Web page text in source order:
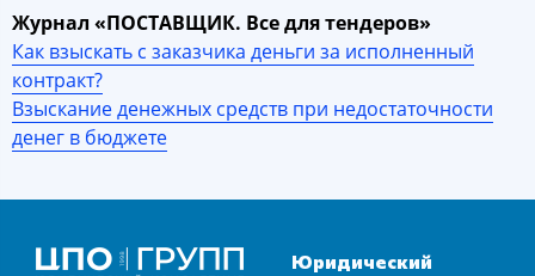
Журнал «ПОСТАВЩИК. Все для тендеров»
Как взыскать с заказчика деньги за исполненный
контракт?
Взыскание денежных средств при недостаточности
денег в бюджете
Юридический